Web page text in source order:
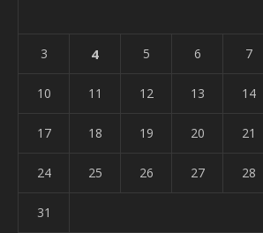
3 4 5 6 7
10 11 12 13 14
17 18 19 20 21
24 25 26 27 28
31